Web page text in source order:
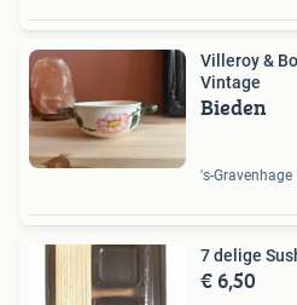
Villeroy &
Vintage
Bieden
's-Gravenhage
€ 6,50